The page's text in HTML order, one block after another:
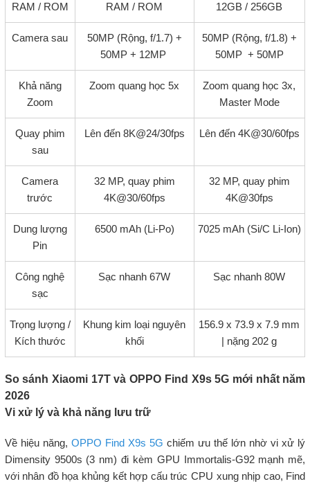
RAM / ROM RAM / ROM 12GB / 256GB
Camera sau
50MP (Rộng, f/1.7) +
50MP + 12MP
50MP (Rộng, f/1.8) +
50MP + 50MP
Khả năng
Zoom
Zoom quang học 5x
Zoom quang học 3x,
Master Mode
Quay phim
sau
Lên đến 8K@24/30fps Lên đến 4K@30/60fps
Camera
trước
32 MP, quay phim
4K@30/60fps
32 MP, quay phim
4K@30fps
Dung lượng
Pin
6500 mAh (Li-Po) 7025 mAh (Si/C Li-Ion)
Công nghệ
sạc
Sạc nhanh 67W Sạc nhanh 80W
Trọng lượng /
Kích thước
Khung kim loại nguyên
khối
156.9 x 73.9 x 7.9 mm
| nặng 202 g
So sánh Xiaomi 17T và OPPO Find X9s 5G mới nhất năm
2026
Vi xử lý và khả năng lưu trữ
Về hiệu năng, OPPO Find X9s 5G chiếm ưu thế lớn nhờ vi xử lý
Dimensity 9500s (3 nm) đi kèm GPU Immortalis-G92 mạnh mẽ,
với nhân đồ họa khủng kết hợp cấu trúc CPU xung nhịp cao, Find